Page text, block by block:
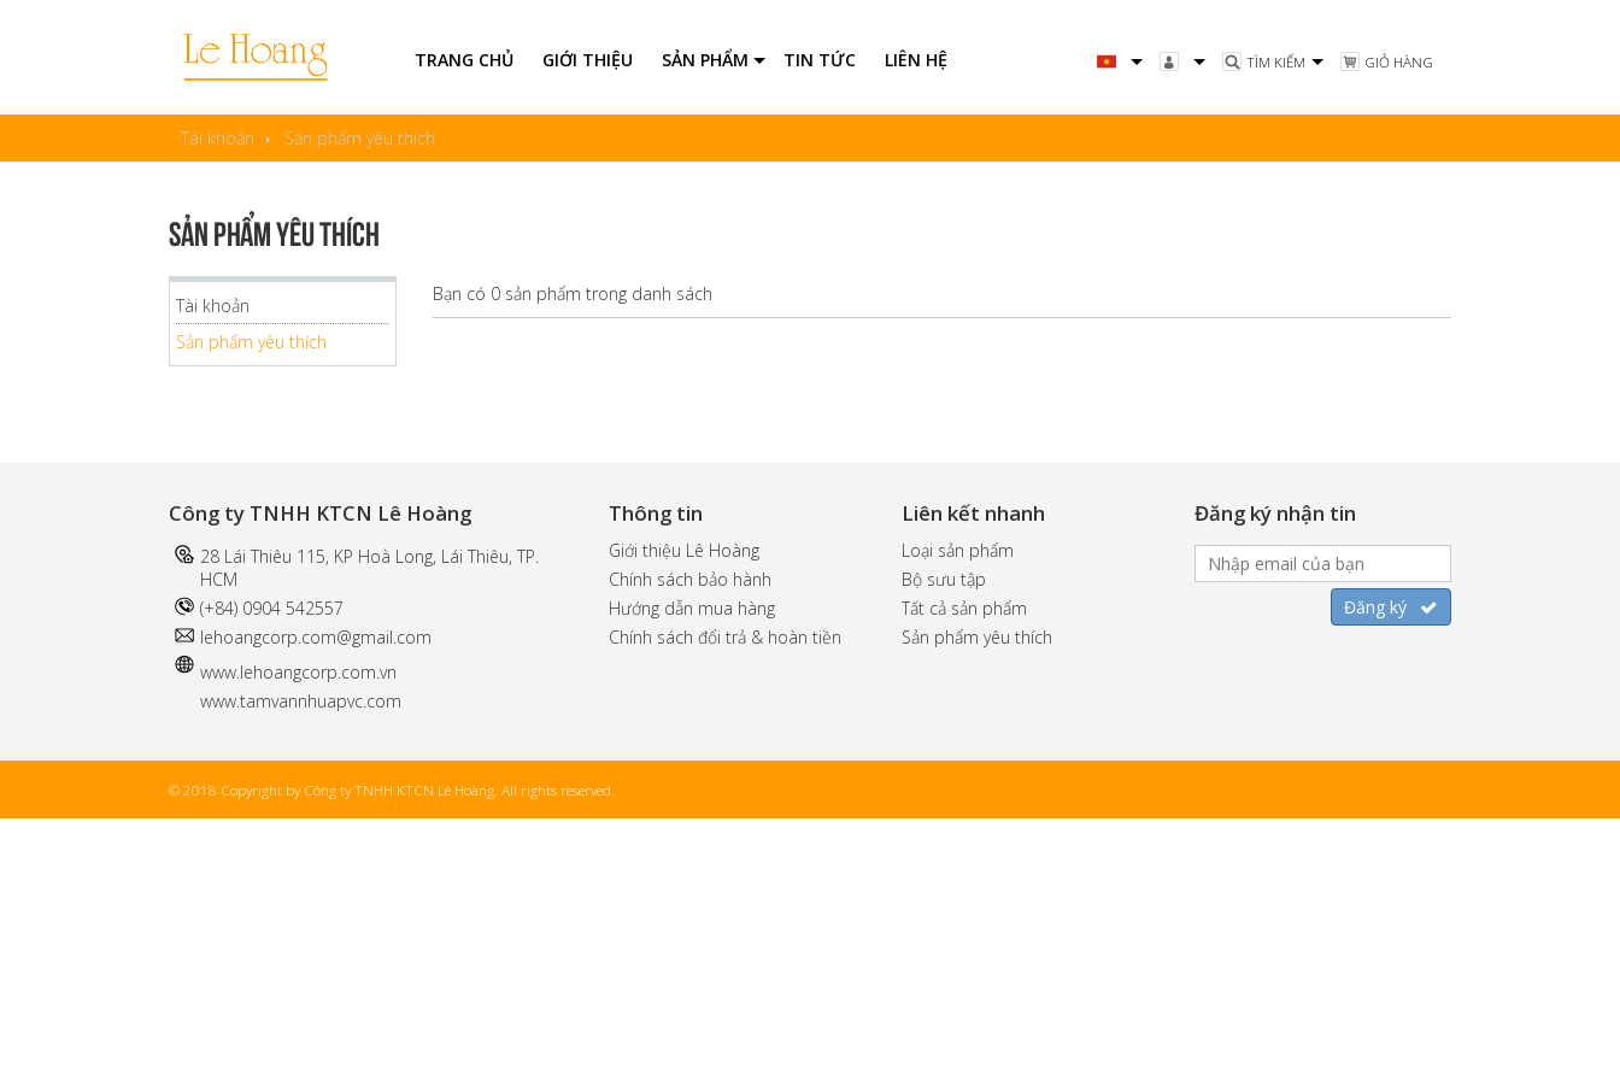
TÌM KIẾM GIỎ HÀNG
TRANG CHỦ GIỚI THIỆU SẢN PHẨM
Tất cả
Tấm lam sóng
Gỗ nhựa ngoài trời
TIN TỨC LIÊN HỆ
Tài khoản Sản phẩm yêu thích
Sản phẩm yêu thích
Tài khoản
Sản phẩm yêu thích
Bạn có 0 sản phẩm trong danh sách
Công ty TNHH KTCN Lê Hoàng
28 Lái Thiêu 115, KP Hoà Long, Lái Thiêu, TP.
HCM
(+84) 0904 542557
lehoangcorp.com@gmail.com
www.lehoangcorp.com.vn
www.tamvannhuapvc.com
Thông tin
Giới thiệu Lê Hoàng
Chính sách bảo hành
Hướng dẫn mua hàng
Chính sách đổi trả & hoàn tiền
Liên kết nhanh
Loại sản phẩm
Bộ sưu tập
Tất cả sản phẩm
Sản phẩm yêu thích
Đăng ký nhận tin
© 2018 Copyright by Công ty TNHH KTCN Lê Hoàng. All rights reserved.